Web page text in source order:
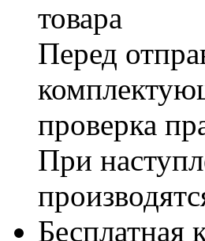
товара
Перед
проверка
При
Бесплатная